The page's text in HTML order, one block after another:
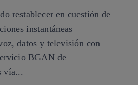
restablecer en cuestión de
instantáneas
datos y televisión con
BGAN de
vía...